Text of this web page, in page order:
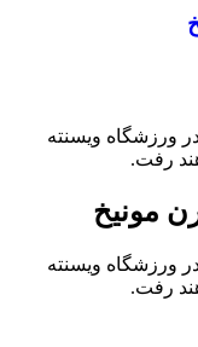
در ورزشگاه ویسنته
رفت.
مونیخ
در ورزشگاه ویسنته
رفت.